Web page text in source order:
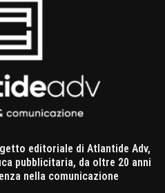
editoriale di Atlantide Adv,
pubblicitaria, da oltre 20 anni
nella comunicazione